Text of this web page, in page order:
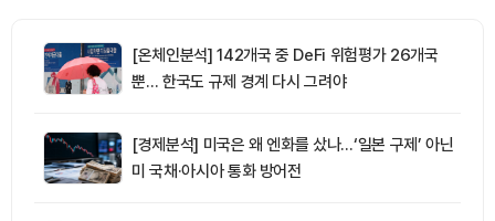
[온체인분석] 142개국 중 DeFi 위험평가 26개국
뿐… 한국도 규제 경계 다시 그려야
[경제분석] 미국은 왜 엔화를 샀나…‘일본 구제’ 아닌
미 국채·아시아 통화 방어전